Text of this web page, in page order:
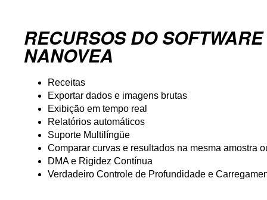
RECURSOS DO
NANOVEA
Receitas
Exportar dados e imagens brutas
Exibição em tempo real
Relatórios automáticos
Suporte Multilíngüe
Comparar curvas e resultados na mesma amostra
DMA e Rigidez Contínua
Verdadeiro Controle de Profundidade e